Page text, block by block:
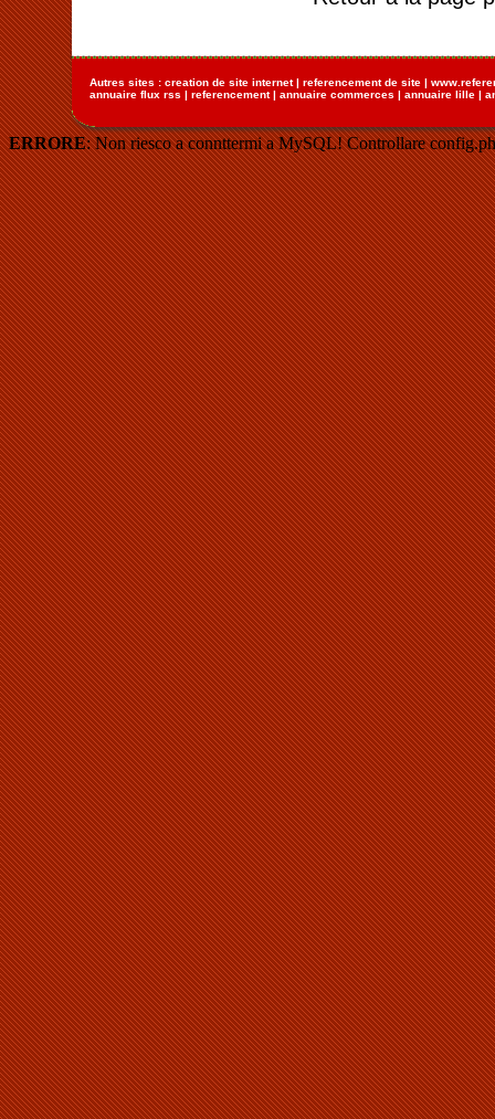
Autres sites : creation de site internet| referencement de site |
annuaire flux rss | referencement| annuaire commerces | annuaire lille |
ERRORE: Non riesco a connttermi a MySQL! Controllare